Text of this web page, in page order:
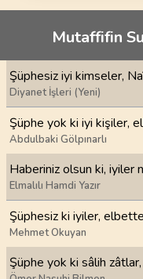
Mutaffifin
Şüphesiz iyi kimseler,
Diyanet İşleri (Yeni)
Şüphe yok ki iyi kişiler,
Abdulbaki Gölpınarlı
Haberiniz olsun ki, iyiler
Elmalılı Hamdi Yazır
Şüphesiz ki iyiler,
Mehmet Okuyan
Şüphe yok ki sâlih